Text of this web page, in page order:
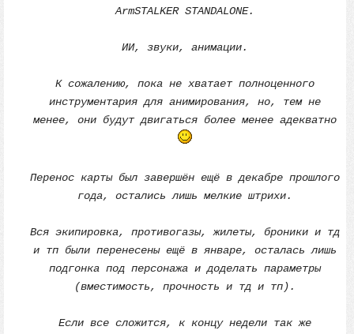
ArmSTALKER STANDALONE.
ИИ, звуки, анимации.
К сожалению, пока не хватает полноценного
инструментария для анимирования, но, тем не
менее, они будут двигаться более менее адекватно
Перенос карты был завершён ещё в декабре прошлого
года, остались лишь мелкие штрихи.
Вся экипировка, противогазы, жилеты, броники и тд
и тп были перенесены ещё в январе, осталась лишь
подгонка под персонажа и доделать параметры
(вместимость, прочность и тд и тп).
Если все сложится, к концу недели так же